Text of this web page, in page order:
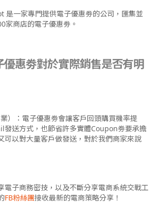
是一家專門提供電子優惠劵的公司，匯集並
家商店的電子優惠劵。
優惠劵對於實際銷售是否有明
）：電子優惠劵會讓客戶回頭購買機率提
發送方式，也節省許多實體Coupon劵要承擔
可以對大量客戶做發送，對於我們商家來說
電子商務密技，以及不斷分享電商系統交戰工
FB粉絲團接收最新的電商策略分享！